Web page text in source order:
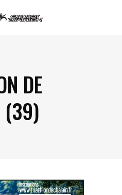
DE
(39)